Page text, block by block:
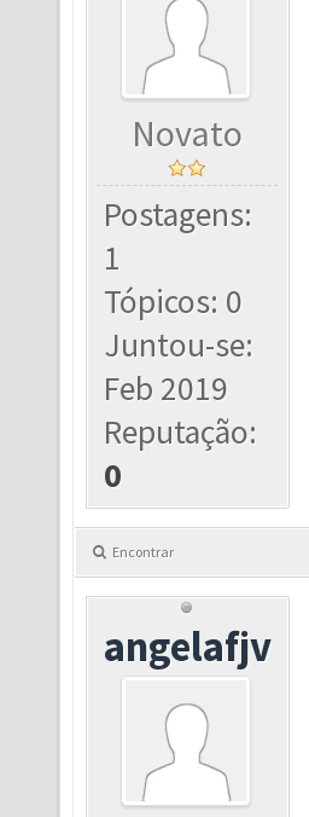
Novato
Postagens:
1
Tópicos: 0
Juntou-se:
Feb 2019
Reputação:
0
Encontrar
angelafjv